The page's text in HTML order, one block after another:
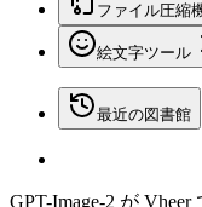
ファイル圧縮
絵文字ツール
最近の図書館
GPT-Image-2 が